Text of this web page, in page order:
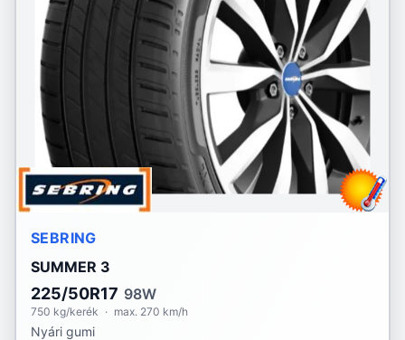
SEBRING
SUMMER 3
225/50R17 98W
750 kg/kerék · max. 270 km/h
Nyári gumi